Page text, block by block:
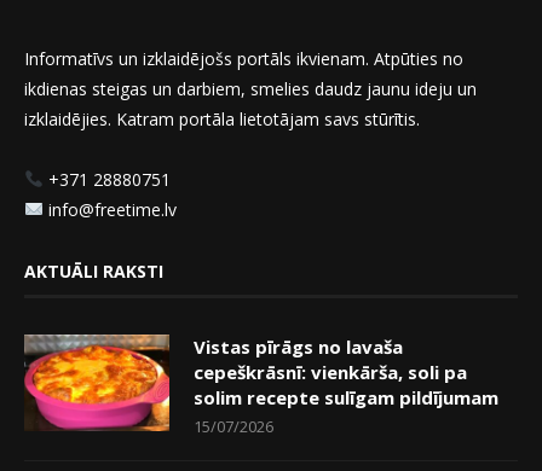
Informatīvs un izklaidējošs portāls ikvienam. Atpūties no
ikdienas steigas un darbiem, smelies daudz jaunu ideju un
izklaidējies. Katram portāla lietotājam savs stūrītis.
+371 28880751
info@freetime.lv
AKTUĀLI RAKSTI
Vistas pīrāgs no lavaša
cepeškrāsnī: vienkārša, soli pa
solim recepte sulīgam pildījumam
15/07/2026